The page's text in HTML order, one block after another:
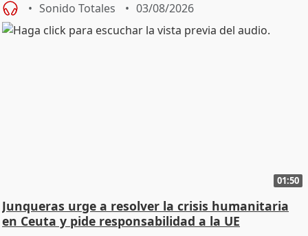
Sonido Totales 03/08/2026
01:50
Junqueras urge a resolver la crisis humanitaria
en Ceuta y pide responsabilidad a la UE